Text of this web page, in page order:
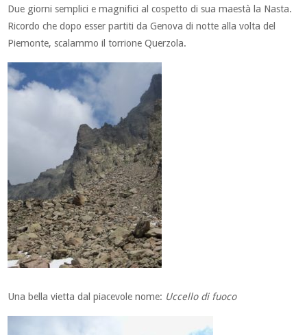
Due giorni semplici e magnifici al cospetto di sua maestà la Nasta.
Ricordo che dopo esser partiti da Genova di notte alla volta del
Piemonte, scalammo il torrione Querzola.
Una bella vietta dal piacevole nome: Uccello di fuoco